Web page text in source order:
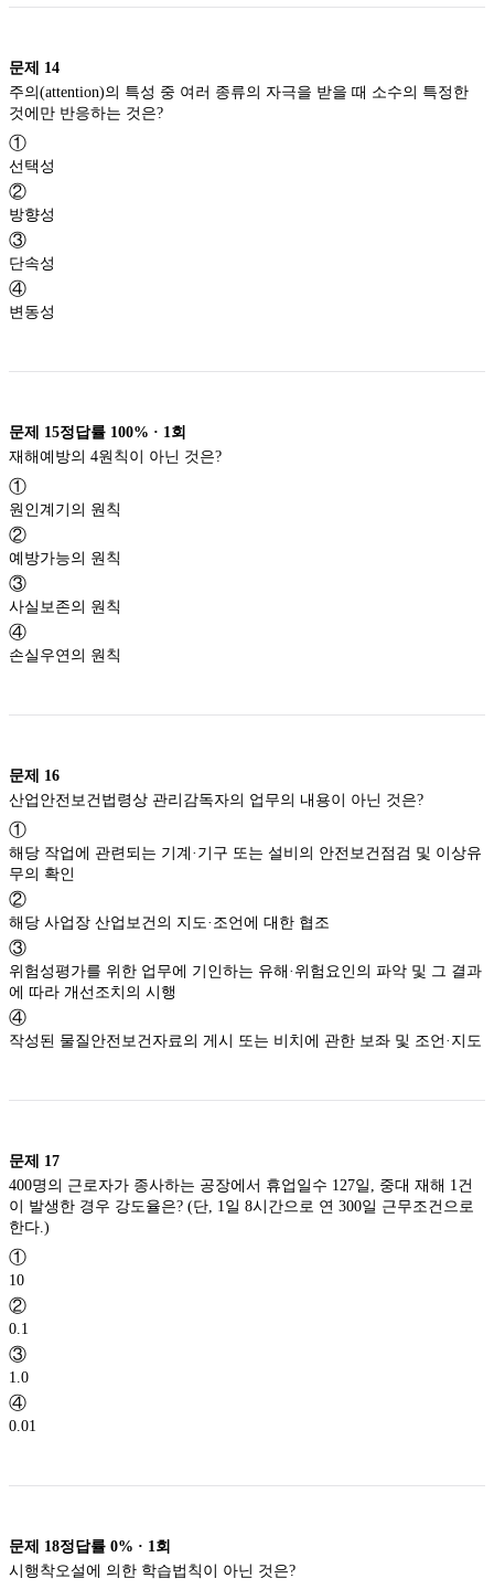
문제 14
주의(attention)의 특성 중 여러 종류의 자극을 받을 때 소수의 특정한
것에만 반응하는 것은?
①
선택성
②
방향성
③
단속성
④
변동성
문제 15정답률 100% · 1 회
재해예방의 4원칙이 아닌 것은?
①
원인계기의 원칙
②
예방가능의 원칙
③
사실보존의 원칙
④
손실우연의 원칙
문제 16
산업안전보건법령상 관리감독자의 업무의 내용이 아닌 것은?
①
해당 작업에 관련되는 기계·기구 또는 설비의 안전보건점검 및 이상유
무의 확인
②
해당 사업장 산업보건의 지도·조언에 대한 협조
③
위험성평가를 위한 업무에 기인하는 유해·위험요인의 파악 및 그 결과
에 따라 개선조치의 시행
④
작성된 물질안전보건자료의 게시 또는 비치에 관한 보좌 및 조언·지도
문제 17
400명의 근로자가 종사하는 공장에서 휴업일수 127일, 중대 재해 1건
이 발생한 경우 강도율은? (단, 1일 8시간으로 연 300일 근무조건으로
한다.)
①
10
②
0.1
③
1.0
④
0.01
문제 18정답률 0% · 1 회
시행착오설에 의한 학습법칙이 아닌 것은?